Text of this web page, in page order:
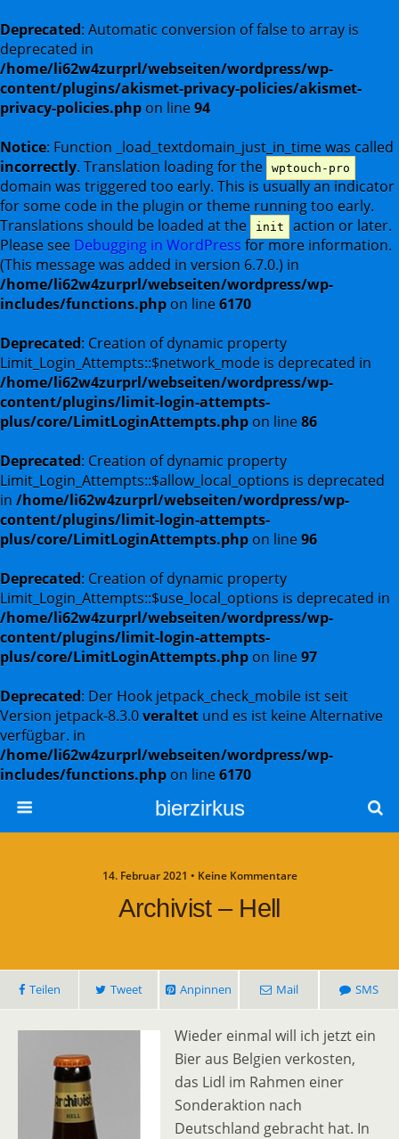
Deprecated: Automatic conversion of false to array is
deprecated in
/home/li62w4zurprl/webseiten/wordpress/wp-
content/plugins/akismet-privacy-policies/akismet-
privacy-policies.php on line94
Notice: Function _load_textdomain_just_in_time was called
incorrectly. Translation loading for the wptouch-pro
domain was triggered too early. This is usually an indicator
for some code in the plugin or theme running too early.
Translations should be loaded at the
init
action or later.
Please see Debugging in WordPress for more information.
(This message was added in version 6.7.0.) in
/home/li62w4zurprl/webseiten/wordpress/wp-
includes/functions.php on line6170
Deprecated: Creation of dynamic property
Limit_Login_Attempts::$network_mode is deprecated in
/home/li62w4zurprl/webseiten/wordpress/wp-
content/plugins/limit-login-attempts-
plus/core/LimitLoginAttempts.php on line86
Deprecated: Creation of dynamic property
Limit_Login_Attempts::$allow_local_options is deprecated
in /home/li62w4zurprl/webseiten/wordpress/wp-
content/plugins/limit-login-attempts-
plus/core/LimitLoginAttempts.php on line96
Deprecated: Creation of dynamic property
Limit_Login_Attempts::$use_local_options is deprecated in
/home/li62w4zurprl/webseiten/wordpress/wp-
content/plugins/limit-login-attempts-
plus/core/LimitLoginAttempts.php on line97
Deprecated: Der Hook jetpack_check_mobile ist seit
Version jetpack-8.3.0veraltet und es ist keine Alternative
verfügbar. in
/home/li62w4zurprl/webseiten/wordpress/wp-
includes/functions.php on line6170
bierzirkus
14. Februar 2021 • Keine Kommentare
Archivist – Hell
Teilen Tweet Anpinnen Mail SMS
Wieder einmal will ich jetzt ein
Bier aus Belgien verkosten,
das Lidl im Rahmen einer
Sonderaktion nach
Deutschland gebracht hat. In